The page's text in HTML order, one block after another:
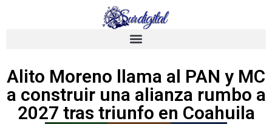
Alito Moreno llama al PAN y MC
a construir una alianza rumbo a
2027 tras triunfo en Coahuila